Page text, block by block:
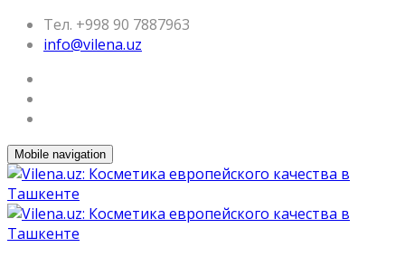
Тел. +998 90 7887963
info@vilena.uz
Mobile navigation